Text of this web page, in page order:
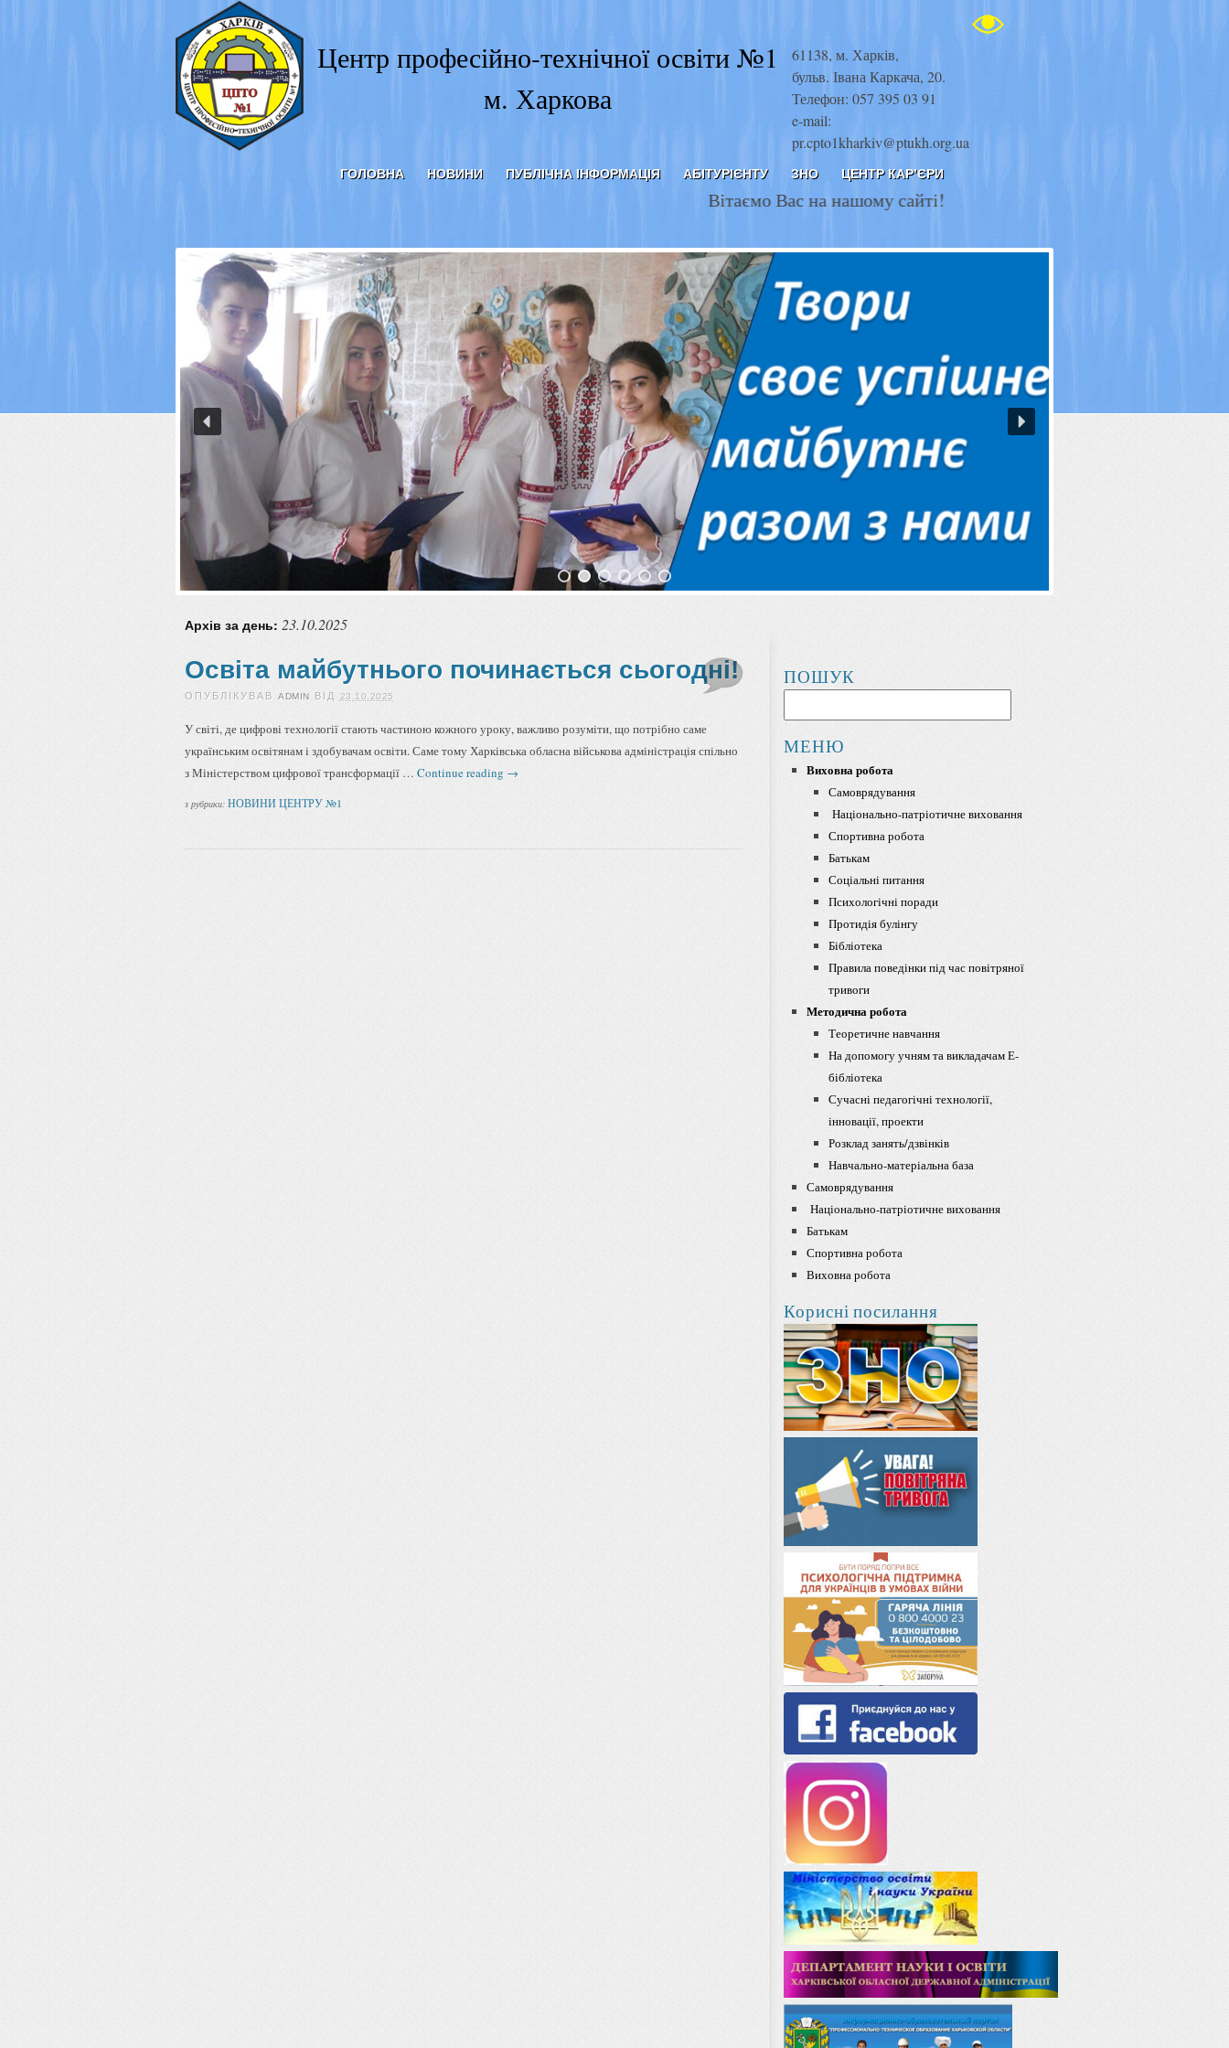
Центр професійно-технічної освіти №1
м. Харкова
61138, м. Харків,
бульв. Івана Каркача, 20.
Телефон: 057 395 03 91
e-mail:
pr.cpto1kharkiv@ptukh.org.ua
ГОЛОВНА НОВИНИ ПУБЛІЧНА ІНФОРМАЦІЯ АБІТУРІЄНТУ ЗНО ЦЕНТР КАР’ЄРИ
Вітаємо Вас на нашому сайті!
Архів за день: 23.10.2025
Освіта майбутнього починається сьогодні!
ОПУБЛІКУВАВ ADMIN ВІД 23.10.2025
У світі, де цифрові технології стають частиною кожного уроку, важливо розуміти, що потрібно саме
українським освітянам і здобувачам освіти. Саме тому Харківська обласна військова адміністрація спільно
з Міністерством цифрової трансформації … Continue reading →
з рубрики: НОВИНИ ЦЕНТРУ №1
ПОШУК
МЕНЮ
Виховна робота
Самоврядування
Національно-патріотичне виховання
Спортивна робота
Батькам
Соціальні питання
Психологічні поради
Протидія булінгу
Бібліотека
Правила поведінки під час повітряної
тривоги
Методична робота
Теоретичне навчання
На допомогу учням та викладачам Е-
бібліотека
Сучасні педагогічні технології,
інновації, проекти
Розклад занять/дзвінків
Навчально-матеріальна база
Самоврядування
Національно-патріотичне виховання
Батькам
Спортивна робота
Виховна робота
Корисні посилання